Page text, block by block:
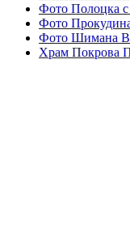
Фото Полоцка
Фото
Фото Шимана
Храм Покрова